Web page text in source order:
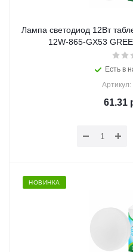
Лампа светодиод 12Вт
12W-865-GX53
Есть в
61.31
НОВИНКА